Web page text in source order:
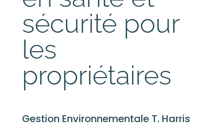
sécurité pour
les
propriétaires
Gestion Environnementale T. Harris